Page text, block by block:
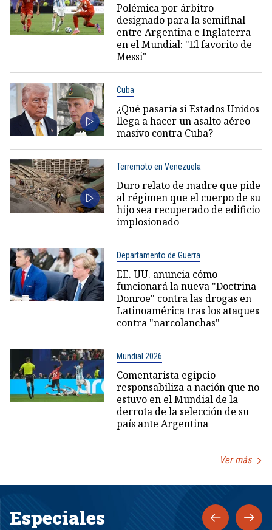
Polémica por árbitro
designado para la semifinal
entre Argentina e Inglaterra
en el Mundial: "El favorito de
Messi"
Cuba
¿Qué pasaría si Estados Unidos
llega a hacer un asalto aéreo
masivo contra Cuba?
Terremoto en Venezuela
Duro relato de madre que pide
al régimen que el cuerpo de su
hijo sea recuperado de edificio
implosionado
Departamento de Guerra
EE. UU. anuncia cómo
funcionará la nueva "Doctrina
Donroe" contra las drogas en
Latinoamérica tras los ataques
contra "narcolanchas"
Mundial 2026
Comentarista egipcio
responsabiliza a nación que no
estuvo en el Mundial de la
derrota de la selección de su
país ante Argentina
Ver más
Especiales